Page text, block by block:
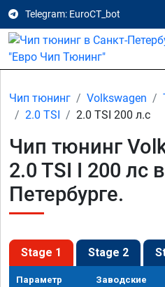
Telegram: EuroCT_bot
Чип тюнинг Volkswagen
2.0 TSI
2.0 TSI 200 л.с
Чип тюнинг
2.0 TSI I 200 лс
Петербурге.
Stage 1 Stage 2
Параметр Заводские